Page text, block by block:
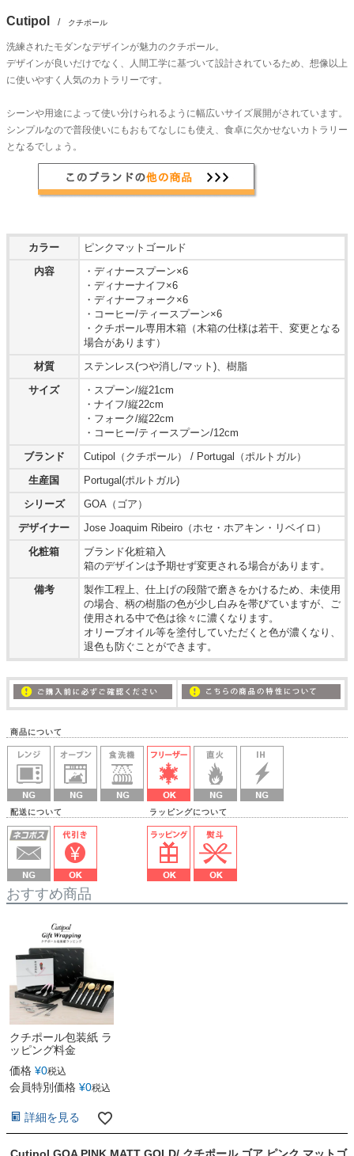
Cutipol / クチポール
洗練されたモダンなデザインが魅力のクチポール。
デザインが良いだけでなく、人間工学に基づいて設計されているため、想像以上
に使いやすく人気のカトラリーです。
シーンや用途によって使い分けられるように幅広いサイズ展開がされています。
シンプルなので普段使いにもおもてなしにも使え、食卓に欠かせないカトラリー
となるでしょう。
カラー
ピンクマットゴールド
内容
・ディナースプーン×6
・ディナーナイフ×6
・ディナーフォーク×6
・コーヒー/ティースプーン×6
・クチポール専用木箱（木箱の仕様は若干、変更となる
場合があります）
材質
ステンレス(つや消し/マット)、樹脂
サイズ
・スプーン/縦21cm
・ナイフ/縦22cm
・フォーク/縦22cm
・コーヒー/ティースプーン/12cm
ブランド
Cutipol（クチポール） / Portugal（ポルトガル）
生産国
Portugal(ポルトガル)
シリーズ
GOA（ゴア）
デザイナー
Jose Joaquim Ribeiro（ホセ・ホアキン・リベイロ）
化粧箱
ブランド化粧箱入
箱のデザインは予期せず変更される場合があります。
備考
製作工程上、仕上げの段階で磨きをかけるため、未使用
の場合、柄の樹脂の色が少し白みを帯びていますが、ご
使用される中で色は徐々に濃くなります。
オリーブオイル等を塗付していただくと色が濃くなり、
退色も防ぐことができます。
商品について
配送について ラッピングについて
おすすめ商品
クチポール包装紙 ラ
ッピング料金
価格 ¥0税込
会員特別価格 ¥0税込
詳細を見る